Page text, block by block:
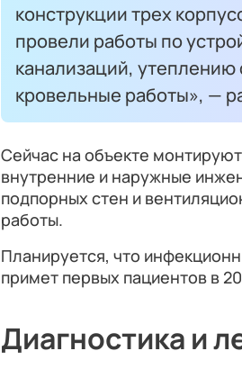
конструкции трех
провели работы по
канализаций,
кровельные работы», —
Сейчас на объекте
внутренние и наружные
подпорных стен и
работы.
Планируется, что
примет первых пациентов в
Диагностика и